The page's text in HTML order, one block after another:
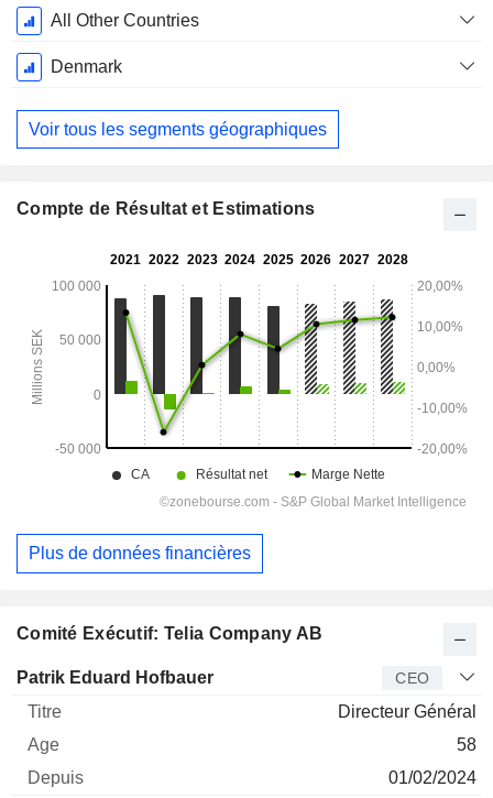
All Other Countries
Denmark
Voir tous les segments géographiques
Comité Exécutif: Telia Company AB
Dirigeant Titre Age Depuis
Patrik Eduard Hofbauer CEO
Directeur Général
58
01/02/2024
Compte de Résultat et Estimations
Plus de données financières